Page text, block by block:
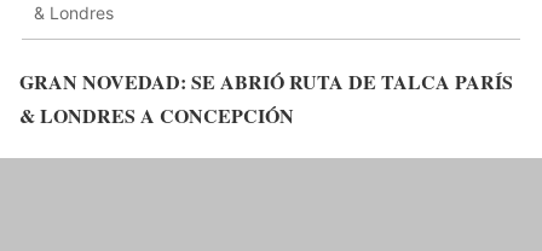
& Londres
GRAN NOVEDAD: SE ABRIÓ RUTA DE TALCA PARÍS
& LONDRES A CONCEPCIÓN